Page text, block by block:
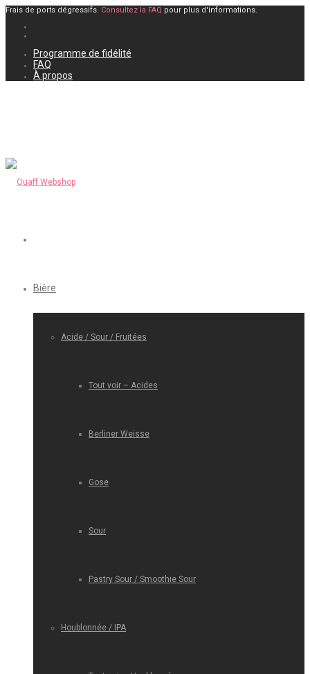
Frais de ports dégressifs. Consultez la FAQ pour plus d'informations.
Programme de fidélité
FAQ
À propos
Bière
Acide / Sour / Fruitées
Tout voir – Acides
Berliner Weisse
Gose
Sour
Pastry Sour / Smoothie Sour
Houblonnée / IPA